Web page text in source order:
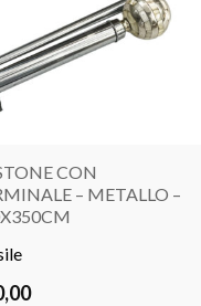
LEGGI
CON
– METALLO –